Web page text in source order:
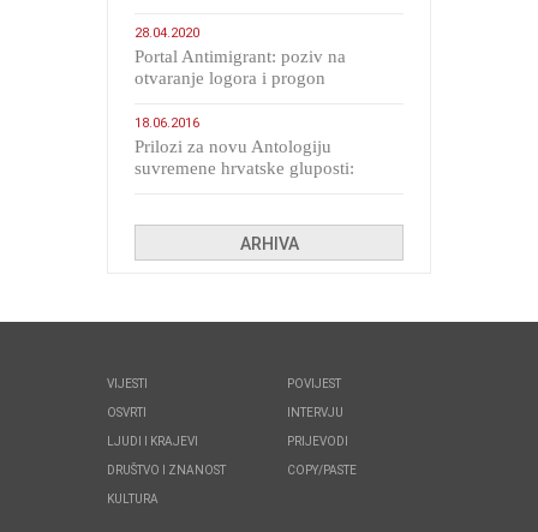
28.04.2020
Portal Antimigrant: poziv na
otvaranje logora i progon
18.06.2016
Prilozi za novu Antologiju
suvremene hrvatske gluposti:
ARHIVA
VIJESTI
OSVRTI
LJUDI I KRAJEVI
DRUŠTVO I ZNANOST
KULTURA
POVIJEST
INTERVJU
PRIJEVODI
COPY/PASTE